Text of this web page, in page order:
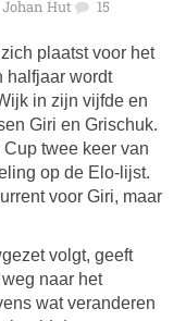
Johan Hut 15
plaatst voor het
halfjaar wordt
in zijn vijfde en
Giri en Grischuk.
twee keer van
op de Elo-lijst.
voor Giri, maar
volgt, geeft
naar het
wat veranderen